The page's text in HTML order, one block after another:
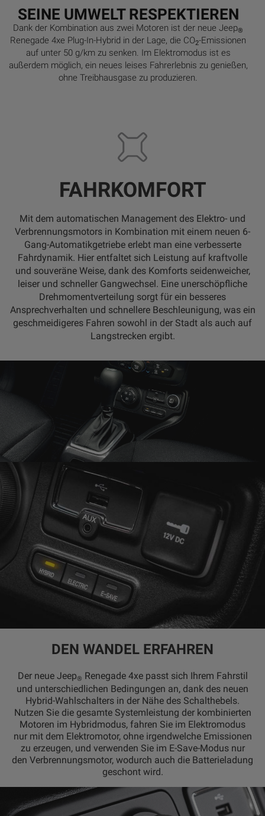
SEINE UMWELT RESPEKTIEREN
Dank der Kombination aus zwei Motoren ist der neue Jeep®
Renegade 4xe Plug-In-Hybrid in der Lage, die CO2-Emissionen
auf unter 50 g/km zu senken. Im Elektromodus ist es
außerdem möglich, ein neues leises Fahrerlebnis zu genießen,
ohne Treibhausgase zu produzieren.
FAHRKOMFORT
Mit dem automatischen Management des Elektro- und
Verbrennungsmotors in Kombination mit einem neuen 6-
Gang-Automatikgetriebe erlebt man eine verbesserte
Fahrdynamik. Hier entfaltet sich Leistung auf kraftvolle
und souveräne Weise, dank des Komforts seidenweicher,
leiser und schneller Gangwechsel. Eine unerschöpfliche
Drehmomentverteilung sorgt für ein besseres
Ansprechverhalten und schnellere Beschleunigung, was ein
geschmeidigeres Fahren sowohl in der Stadt als auch auf
Langstrecken ergibt.
DEN WANDEL ERFAHREN
Der neue Jeep® Renegade 4xe passt sich Ihrem Fahrstil
und unterschiedlichen Bedingungen an, dank des neuen
Hybrid-Wahlschalters in der Nähe des Schalthebels.
Nutzen Sie die gesamte Systemleistung der kombinierten
Motoren im Hybridmodus, fahren Sie im Elektromodus
nur mit dem Elektromotor, ohne irgendwelche Emissionen
zu erzeugen, und verwenden Sie im E-Save-Modus nur
den Verbrennungsmotor, wodurch auch die Batterieladung
geschont wird.